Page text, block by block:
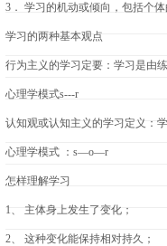
3． 学习的机动或倾向，包括个
学习的两种基本观点
行为主义的学习定要：学习是由
心理学模式s---r
认知观或认知主义的学习定义：
心理学模式 ：s—o—r
怎样理解学习
1、 主体身上发生了变化；
2、 这种变化能保持相对持久；